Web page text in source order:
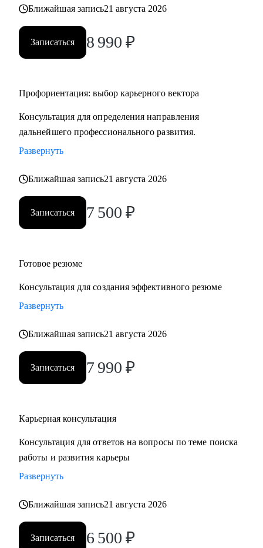
Ближайшая запись21 августа 2026
Записаться 8 990 ₽
Профориентация: выбор карьерного вектора
Консультация для определения направления
дальнейшего профессионального развития.
Развернуть
Ближайшая запись21 августа 2026
Записаться 7 500 ₽
Готовое резюме
Консультация для создания эффективного резюме
Развернуть
Ближайшая запись21 августа 2026
Записаться 7 990 ₽
Карьерная консультация
Консультация для ответов на вопросы по теме поиска
работы и развития карьеры
Развернуть
Ближайшая запись21 августа 2026
Записаться 6 500 ₽